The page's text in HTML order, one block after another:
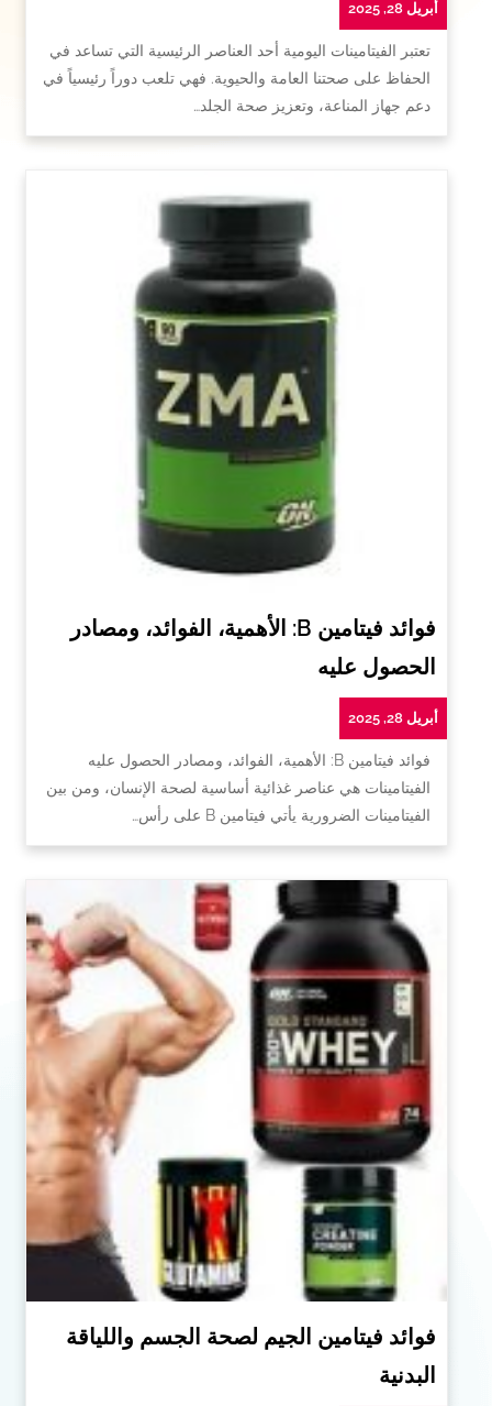
أبريل 28, 2025
تعتبر الفيتامينات اليومية أحد العناصر الرئيسية التي تساعد في
الحفاظ على صحتنا العامة والحيوية. فهي تلعب دوراً رئيسياً في
دعم جهاز المناعة، وتعزيز صحة الجلد…
فوائد فيتامين B: الأهمية، الفوائد، ومصادر
الحصول عليه
أبريل 28, 2025
فوائد فيتامين B: الأهمية، الفوائد، ومصادر الحصول عليه
الفيتامينات هي عناصر غذائية أساسية لصحة الإنسان، ومن بين
الفيتامينات الضرورية يأتي فيتامين B على رأس…
فوائد فيتامين الجيم لصحة الجسم واللياقة
البدنية